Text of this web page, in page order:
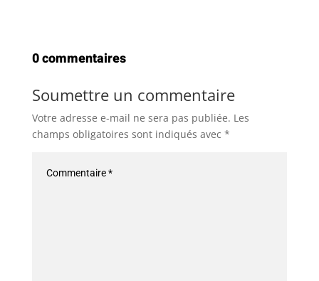
0 commentaires
Soumettre un commentaire
Votre adresse e-mail ne sera pas publiée. Les
champs obligatoires sont indiqués avec *